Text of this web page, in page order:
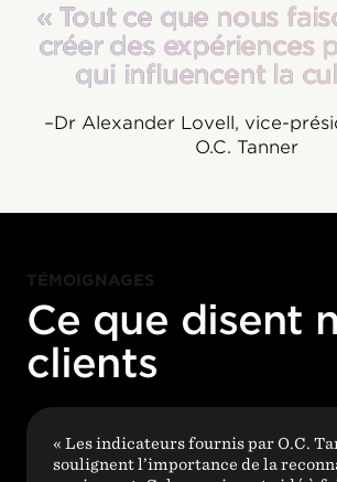
« Tout ce que nous
créer des expériences
qui influencent la
« Tout ce que nous
créer des expériences
qui influencent la
–Dr Alexander Lovell, vice-
O.C. Tanner
TÉMOIGNAGES
Ce que disent
clients
« Les indicateurs fournis par O.C.
soulignent l’importance de la